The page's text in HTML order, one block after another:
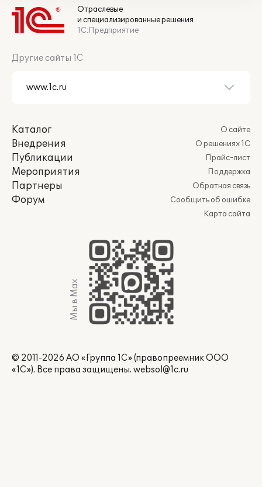
Отраслевые
и специализированные решения
1С:Предприятие
Другие сайты 1С
Каталог
Внедрения
Публикации
Мероприятия
Партнеры
Форум
О сайте
О решениях 1С
Прайс-лист
Поддержка
Обратная связь
Сообщить об ошибке
Карта сайта
Мы в Max
© 2011-2026 АО «Группа 1С» (правопреемник ООО
«1С»). Все права защищены. websol@1c.ru